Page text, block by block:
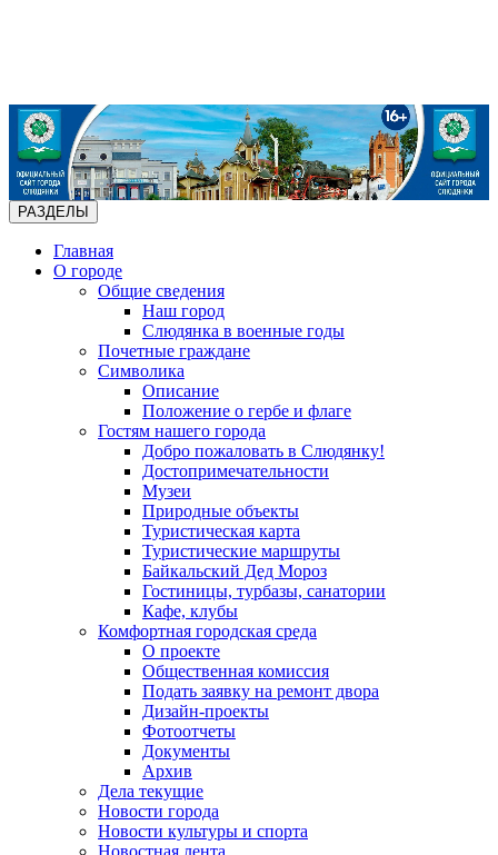
РАЗДЕЛЫ
Главная
О городе
Общие сведения
Наш город
Слюдянка в военные годы
Почетные граждане
Символика
Описание
Положение о гербе и флаге
Гостям нашего города
Добро пожаловать в Слюдянку!
Достопримечательности
Музеи
Природные объекты
Туристическая карта
Туристические маршруты
Байкальский Дед Мороз
Гостиницы, турбазы, санатории
Кафе, клубы
Комфортная городская среда
О проекте
Общественная комиссия
Подать заявку на ремонт двора
Дизайн-проекты
Фотоотчеты
Документы
Архив
Дела текущие
Новости города
Новости культуры и спорта